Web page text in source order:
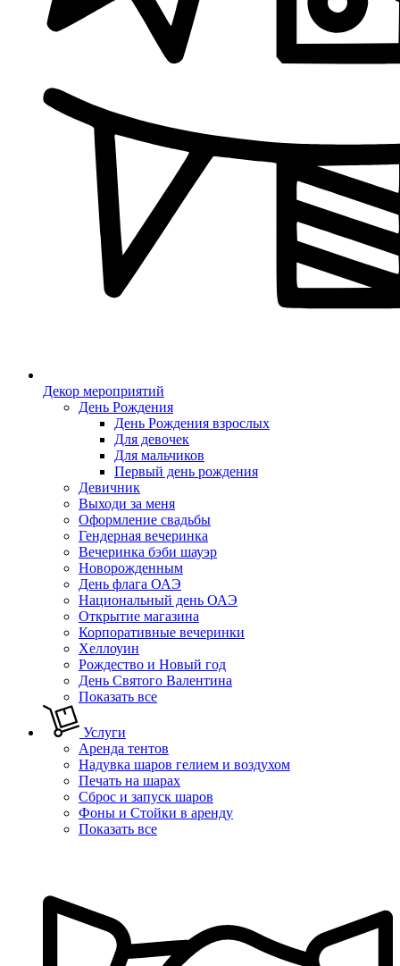
Декор мероприятий
День Рождения
День Рождения взрослых
Для девочек
Для мальчиков
Первый день рождения
Девичник
Выходи за меня
Оформление свадьбы
Гендерная вечеринка
Вечеринка бэби шауэр
Новорожденным
День флага ОАЭ
Национальный день ОАЭ
Открытие магазина
Корпоративные вечеринки
Хеллоуин
Рождество и Новый год
День Святого Валентина
Показать все
Услуги
Аренда тентов
Надувка шаров гелием и воздухом
Печать на шарах
Сброс и запуск шаров
Фоны и Стойки в аренду
Показать все